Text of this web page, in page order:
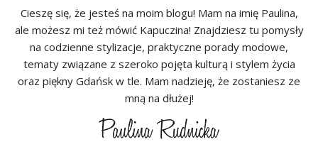
Cieszę się, że jesteś na moim blogu! Mam na imię Paulina,
ale możesz mi też mówić Kapuczina! Znajdziesz tu pomysły
na codzienne stylizacje, praktyczne porady modowe,
tematy związane z szeroko pojęta kulturą i stylem życia
oraz piękny Gdańsk w tle. Mam nadzieję, że zostaniesz ze
mną na dłużej!